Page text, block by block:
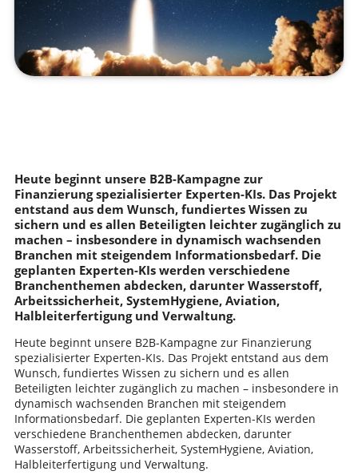
Heute beginnt unsere B2B-Kampagne zur
Finanzierung spezialisierter Experten-KIs. Das Projekt
entstand aus dem Wunsch, fundiertes Wissen zu
sichern und es allen Beteiligten leichter zugänglich zu
machen – insbesondere in dynamisch wachsenden
Branchen mit steigendem Informationsbedarf. Die
geplanten Experten-KIs werden verschiedene
Branchenthemen abdecken, darunter Wasserstoff,
Arbeitssicherheit, SystemHygiene, Aviation,
Halbleiterfertigung und Verwaltung.
Heute beginnt unsere B2B-Kampagne zur Finanzierung
spezialisierter Experten-KIs. Das Projekt entstand aus dem
Wunsch, fundiertes Wissen zu sichern und es allen
Beteiligten leichter zugänglich zu machen – insbesondere in
dynamisch wachsenden Branchen mit steigendem
Informationsbedarf. Die geplanten Experten-KIs werden
verschiedene Branchenthemen abdecken, darunter
Wasserstoff, Arbeitssicherheit, SystemHygiene, Aviation,
Halbleiterfertigung und Verwaltung.